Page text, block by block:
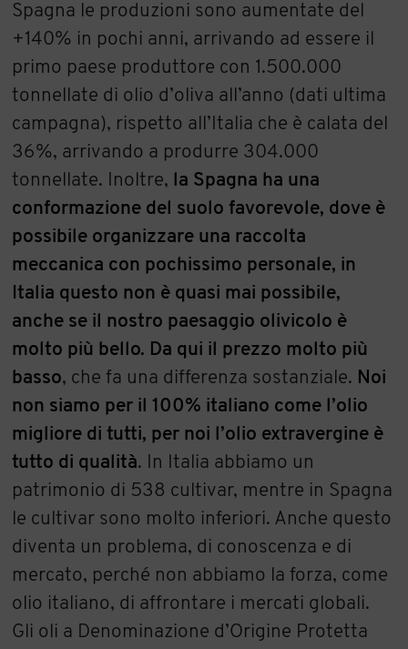
Spagna le produzioni sono aumentate del
+140% in pochi anni, arrivando ad essere il
primo paese produttore con 1.500.000
tonnellate di olio d’oliva all’anno (dati ultima
campagna), rispetto all’Italia che è calata del
36%, arrivando a produrre 304.000
tonnellate. Inoltre,
la Spagna ha una
conformazione del suolo favorevole, dove è
possibile organizzare una raccolta
meccanica con pochissimo personale, in
Italia questo non è quasi mai possibile,
anche se il nostro paesaggio olivicolo è
molto più bello. Da qui il prezzo molto più
basso, che fa una differenza sostanziale. Noi
non siamo per il 100% italiano come l’olio
migliore di tutti, per noi l’olio extravergine è
tutto di qualità. In Italia abbiamo un
patrimonio di 538 cultivar, mentre in Spagna
le cultivar sono molto inferiori. Anche questo
diventa un problema, di conoscenza e di
mercato, perché non abbiamo la forza, come
olio italiano, di affrontare i mercati globali.
Gli oli a Denominazione d’Origine Protetta